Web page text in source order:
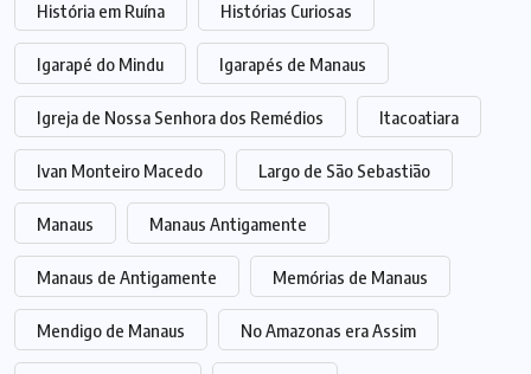
História em Ruína Histórias Curiosas
Igarapé do Mindu Igarapés de Manaus
Igreja de Nossa Senhora dos Remédios Itacoatiara
Ivan Monteiro Macedo Largo de São Sebastião
Manaus Manaus Antigamente
Manaus de Antigamente Memórias de Manaus
Mendigo de Manaus No Amazonas era Assim